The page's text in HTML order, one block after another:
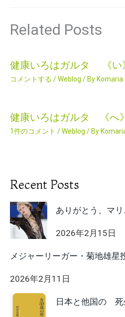
Related Posts
健康いろはガルタ 《い
コメントする /Weblog / By Komaria
健康いろはガルタ 《へ
1件のコメント /Weblog / By
Recent Posts
ありがとう、マリ
2026年2月15日
メジャーリーガー・菊地雄星
2026年2月11日
日本と他国の 死